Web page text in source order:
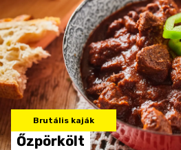
Brutális kaják
Őzpörkölt